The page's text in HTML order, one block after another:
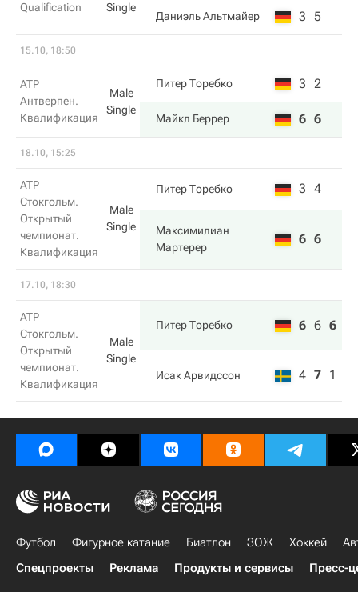
Qualification
Single
Даниэль Альтмайер 3 5
15.10, 18:50
ATP
Антверпен.
Квалификация
Male
Single
Питер Торебко 3 2
Майкл Беррер 6 6
18.10, 15:25
ATP
Стокгольм.
Открытый
чемпионат.
Квалификация
Male
Single
Питер Торебко 3 4
Максимилиан
Мартерер
6 6
17.10, 18:30
ATP
Стокгольм.
Открытый
чемпионат.
Квалификация
Male
Single
Питер Торебко 6 6 6
Исак Арвидссон 4 7 1
Футбол Фигурное катание Биатлон ЗОЖ Хоккей
Спецпроекты
Реклама Продукты и сервисы Пресс-